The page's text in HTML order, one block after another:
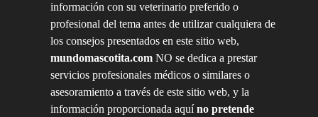
información con su veterinario preferido o
profesional del tema antes de utilizar cualquiera de
los consejos presentados en este sitio web,
mundomascotita.comNO se dedica a prestar
servicios profesionales médicos o similares o
asesoramiento a través de este sitio web, y la
información proporcionada aquíno pretende